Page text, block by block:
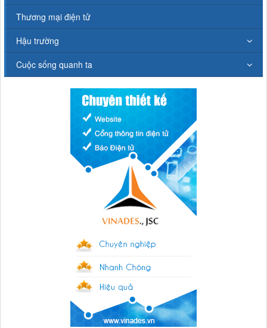
Thương mại điện tử
Hậu trường
Cuộc sống quanh ta